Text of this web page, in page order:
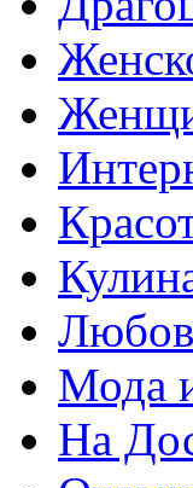
Мода
На